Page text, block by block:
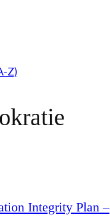
Z)
Integrity Plan –